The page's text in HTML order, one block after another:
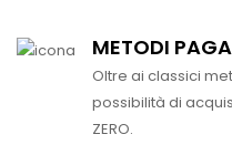
METODI
Oltre ai classici
possibilità di
ZERO.